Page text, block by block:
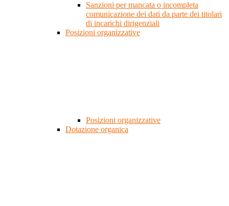
Sanzioni per mancata o incompleta
comunicazione dei dati da parte dei titolari
di incarichi dirigenziali
Posizioni organizzative
Posizioni organizzative
Dotazione organica